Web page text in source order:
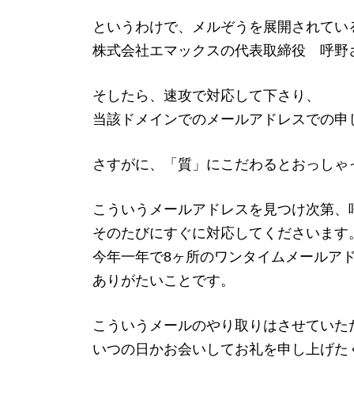
というわけで、メルぞうを展開されてい
株式会社エマックスの代表取締役 呼野
そしたら、速攻で対応して下さり、
当該ドメインでのメールアドレスでの申
さすがに、「質」にこだわるとおっし
こういうメールアドレスを見つけ次第、
そのたびにすぐに対応してくださいます。
今年一年で8ヶ所のワンタイムメールア
ありがたいことです。
こういうメールのやり取りはさせていた
いつの日かお会いしてお礼を申し上げた